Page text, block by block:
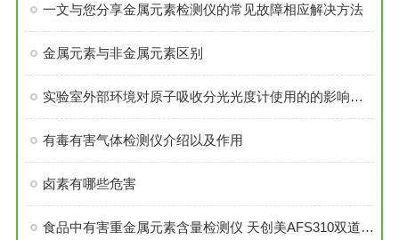
一文与您分享金属元素检测仪的常见故障相应解决方法
金属元素与非金属元素区别
实验室外部环境对原子吸收分光光度计使用的的影响因素分析
有毒有害气体检测仪介绍以及作用
卤素有哪些危害
食品中有害重金属元素含量检测仪 天创美AFS310双道原子荧光光谱仪